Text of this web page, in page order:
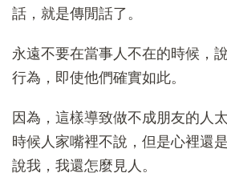
話，就是傳閒話了。
永遠不要在當事人不在的時候，
行為，即使他們確實如此。
因為，這樣導致做不成朋友的人
時候人家嘴裡不說，但是心裡還
說我，我還怎麼見人。